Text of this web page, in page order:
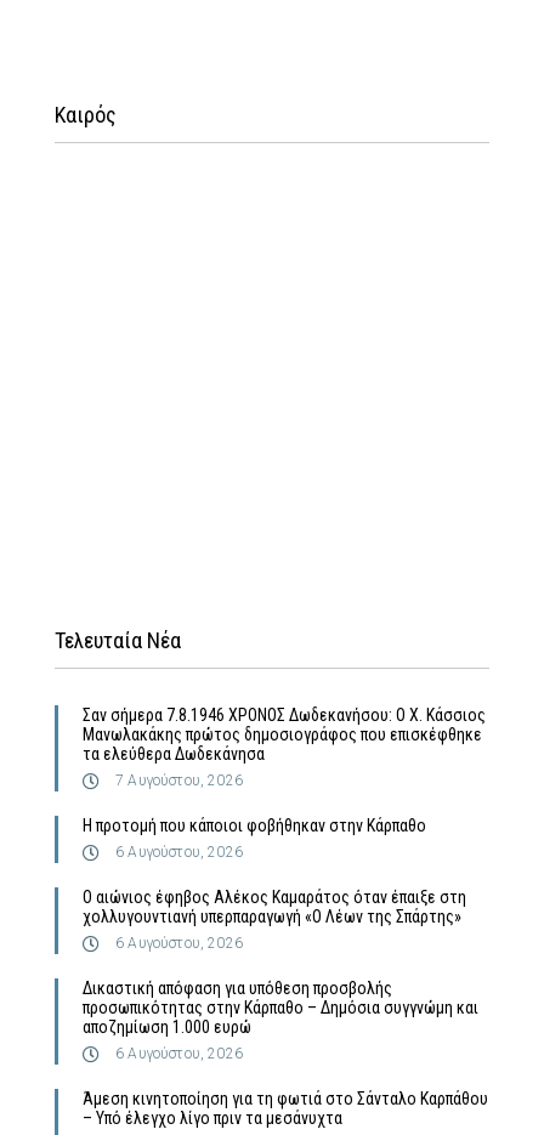
Καιρός
Τελευταία Νέα
Σαν σήμερα 7.8.1946 ΧΡΟΝΟΣ Δωδεκανήσου: Ο Χ. Κάσσιος
Μανωλακάκης πρώτος δημοσιογράφος που επισκέφθηκε
τα ελεύθερα Δωδεκάνησα
7 Αυγούστου, 2026
Η προτομή που κάποιοι φοβήθηκαν στην Κάρπαθο
6 Αυγούστου, 2026
Ο αιώνιος έφηβος Αλέκος Καμαράτος όταν έπαιξε στη
χολλυγουντιανή υπερπαραγωγή «Ο Λέων της Σπάρτης»
6 Αυγούστου, 2026
Δικαστική απόφαση για υπόθεση προσβολής
προσωπικότητας στην Κάρπαθο – Δημόσια συγγνώμη και
αποζημίωση 1.000 ευρώ
6 Αυγούστου, 2026
Άμεση κινητοποίηση για τη φωτιά στο Σάνταλο Καρπάθου
– Υπό έλεγχο λίγο πριν τα μεσάνυχτα